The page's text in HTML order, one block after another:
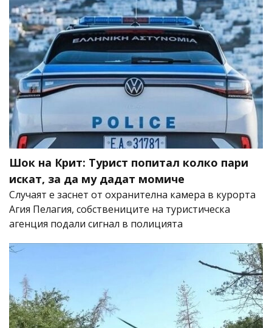
Шок на Крит: Турист попитал колко пари
искат, за да му дадат момиче
Случаят е заснет от охранителна камера в курорта
Агия Пелагия, собствениците на туристическа
агенция подали сигнал в полицията